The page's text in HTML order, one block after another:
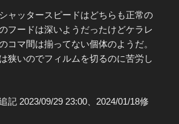
ャッタースピードはどちらも正常の
フードは深いようだったけどケラレ
コマ間は揃ってない個体のようだ。
狭いのでフィルムを切るのに苦労し
記 2023/09/29 23:00、2024/01/18修